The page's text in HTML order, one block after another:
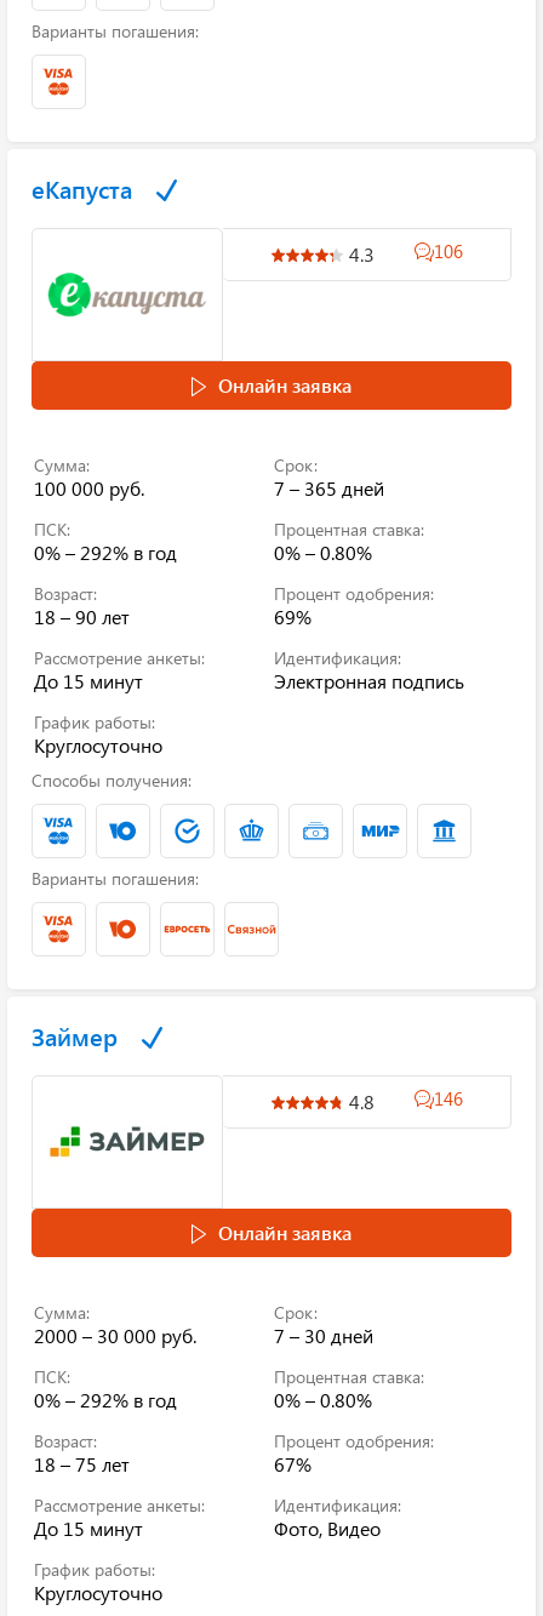
Варианты погашения:
еКапуста
4.3 106
Онлайн заявка
Сумма:
100 000 руб.
Срок:
7 – 365 дней
ПСК:
0% – 292% в год
Процентная ставка:
0% – 0.80%
Возраст:
18 – 90 лет
Процент одобрения:
69%
Рассмотрение анкеты:
До 15 минут
Идентификация:
Электронная подпись
График работы:
Круглосуточно
Способы получения:
Варианты погашения:
Займер
4.8 146
Онлайн заявка
Сумма:
2000 – 30 000 руб.
Срок:
7 – 30 дней
ПСК:
0% – 292% в год
Процентная ставка:
0% – 0.80%
Возраст:
18 – 75 лет
Процент одобрения:
67%
Рассмотрение анкеты:
До 15 минут
Идентификация:
Фото, Видео
График работы:
Круглосуточно